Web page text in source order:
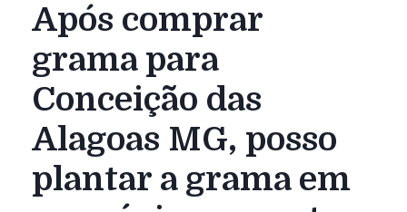
Após comprar
grama para
Conceição das
Alagoas MG, posso
plantar a grama em